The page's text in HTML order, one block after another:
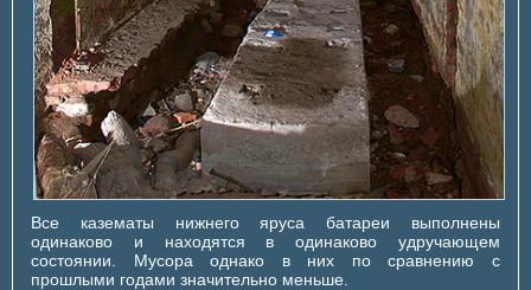
Все казематы нижнего яруса батареи выполнены
одинаково и находятся в одинаково удручающем
состоянии. Мусора однако в них по сравнению с
прошлыми годами значительно меньше.